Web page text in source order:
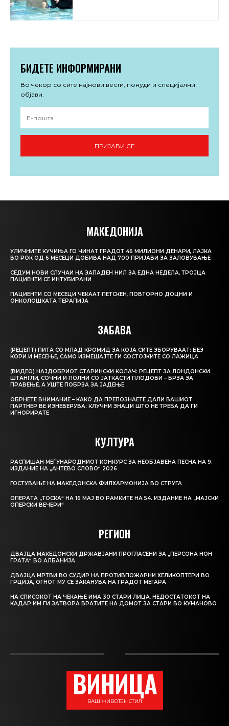
БИДЕТЕ ИНФОРМИРАНИ
Во чекор со сите најнови вести, понуди и специјални
објави.
ПРИЈАВИ СЕ
МАКЕДОНИЈА
УЛИЧНИТЕ КУЧИЊА ГО ЧИНАТ ГРАДОТ 46 МИЛИОНИ ДЕНАРИ, ЛАЈКА
ВО РОК ОД 6 МЕСЕЦИ ДОБИВА НАД 700 ПРИЈАВИ ЗА ЗАЛОВУВАЊЕ
СЕДУМ НОВИ СЛУЧАИ НА ЗАПАДЕН НИЛ ЗА ЕДНА НЕДЕЛА, ТРОЈЦА
ПАЦИЕНТИ СЕ ИНТУБИРАНИ
ПАЦИЕНТИ СО МЕСЕЦИ ЧЕКААТ ПЕТСКЕН, ПОВТОРНО ДОЦНИ И
ОНКОЛОШКАТА ТЕРАПИЈА
ЗАБАВА
(РЕЦЕПТ) ПИТА СО МЛАД КРОМИД ЗА КОЈА СИТЕ ЗБОРУВААТ: БЕЗ
КОРИ И МЕСЕЊЕ, САМО ИЗМЕШАЈТЕ ГИ СОСТОЈКИТЕ СО ЛАЖИЦА
(ВИДЕО) НАЈДОБРИОТ СТАРИНСКИ КОЛАЧ: РЕЦЕПТ ЗА ЛОНДОНСКИ
ШТАНГЛИ, СОЧНИ И ПОЛНИ СО ЈАТКАСТИ ПЛОДОВИ – БРЗА ЗА
ПРАВЕЊЕ, А УШТЕ ПОБРЗА ЗА ЈАДЕЊЕ
ОБРНЕТЕ ВНИМАНИЕ – КАКО ДА ПРЕПОЗНАЕТЕ ДАЛИ ВАШИОТ
ПАРТНЕР ВЕ ИЗНЕВЕРУВА: КЛУЧНИ ЗНАЦИ ШТО НЕ ТРЕБА ДА ГИ
ИГНОРИРАТЕ
КУЛТУРА
РАСПИШАН МЕЃУНАРОДНИОТ КОНКУРС ЗА НЕОБЈАВЕНА ПЕСНА НА 9.
ИЗДАНИЕ НА „АНТЕВО СЛОВО“ 2026
ГОСТУВАЊЕ НА МАКЕДОНСКА ФИЛХАРМОНИЈА ВО СТРУГА
ОПЕРАТА „ТОСКА“ НА 16 МАЈ ВО РАМКИТЕ НА 54. ИЗДАНИЕ НА „МАЈСКИ
ОПЕРСКИ ВЕЧЕРИ“
РЕГИОН
ДВАЈЦА МАКЕДОНСКИ ДРЖАВЈАНИ ПРОГЛАСЕНИ ЗА „ПЕРСОНА НОН
ГРАТА“ ВО АЛБАНИЈА
ДВАЈЦА МРТВИ ВО СУДИР НА ПРОТИВПОЖАРНИ ХЕЛИКОПТЕРИ ВО
ГРЦИЈА, ОГНОТ МУ СЕ ЗАКАНУВА НА ГРАДОТ МЕГАРА
НА СПИСОКОТ НА ЧЕКАЊЕ ИМА 30 СТАРИ ЛИЦА, НЕДОСТАТОКОТ НА
КАДАР ИМ ГИ ЗАТВОРА ВРАТИТЕ НА ДОМОТ ЗА СТАРИ ВО КУМАНОВО
ВИНИЦА
ВАШ ЖИВОТЕН СТИЛ